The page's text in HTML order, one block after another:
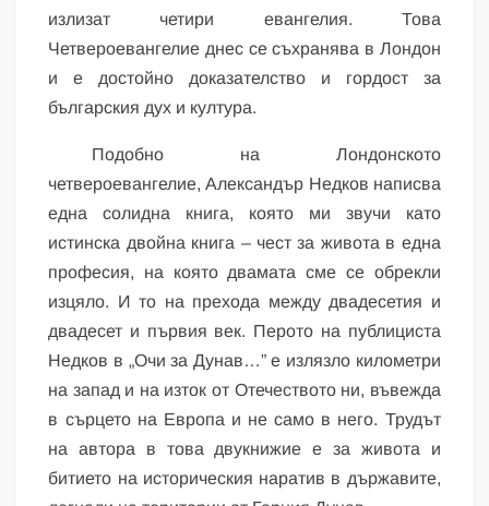
излизат четири евангелия. Това
Четвероевангелие днес се съхранява в Лондон
и е достойно доказателство и гордост за
българския дух и култура.
Подобно на Лондонското
четвероевангелие, Александър Недков написва
една солидна книга, която ми звучи като
истинска двойна книга – чест за живота в една
професия, на която двамата сме се обрекли
изцяло. И то на прехода между двадесетия и
двадесет и първия век. Перото на публициста
Недков в „Очи за Дунав…” е излязло километри
на запад и на изток от Отечеството ни, въвежда
в сърцето на Европа и не само в него. Трудът
на автора в това двукнижие е за живота и
битието на историческия наратив в държавите,